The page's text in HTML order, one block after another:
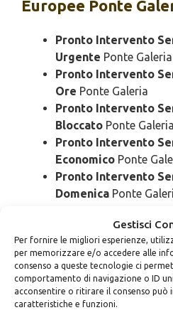
Gestisci
Per fornire le migliori esperienze,
per memorizzare e/o accedere alle
consenso a queste tecnologie ci
comportamento di navigazione o ID
acconsentire o ritirare il consenso può
caratteristiche e funzioni.
Europee Ponte
Pronto Intervento
Urgente Ponte Galeria
Pronto Intervento
Ore Ponte Galeria
Pronto Intervento
Bloccato Ponte Galeria
Pronto Intervento
Economico Ponte
Pronto Intervento
Domenica Ponte
Ponte
Pronto Intervento
RapidoPonte Galeria
Pronto Intervento
Ponte Galeria